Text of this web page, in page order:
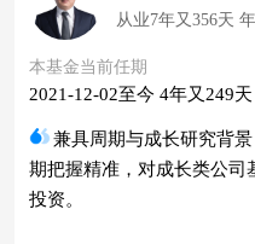
从业7年又356天
本基金当前任期
2021-12-02至今 4年又249天
兼具周期与成长研究背
期把握精准，对成长类公司
投资。